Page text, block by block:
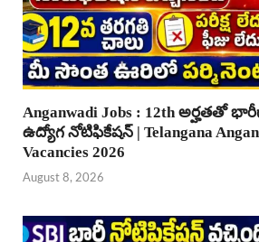
Anganwadi Jobs : 12th అర్హతతో
ఉద్యోగ నోటిఫికేషన్ | Telangana
Vacancies 2026
August 8, 2026